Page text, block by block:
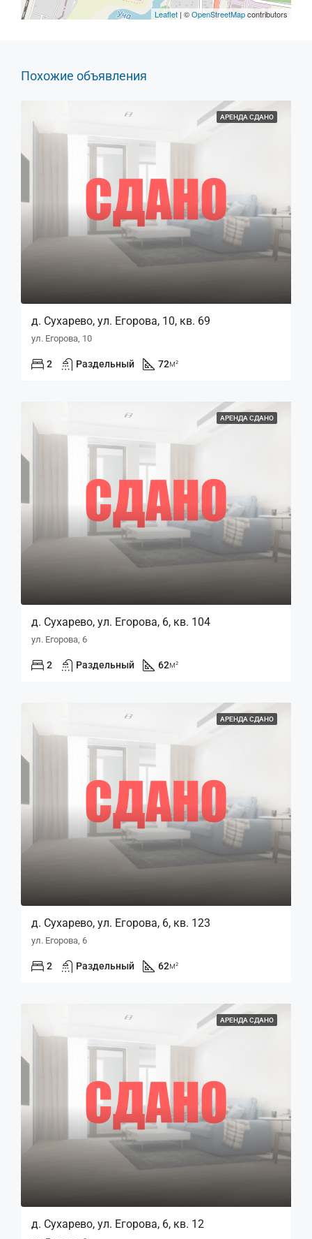
Leaflet | ©OpenStreetMapcontributors
Похожие объявления
АРЕНДА СДАНО
д. Сухарево, ул. Егорова, 10, кв. 69
ул. Егорова, 10
2 Раздельный 72м²
АРЕНДА СДАНО
д. Сухарево, ул. Егорова, 6, кв. 104
ул. Егорова, 6
2 Раздельный 62м²
АРЕНДА СДАНО
д. Сухарево, ул. Егорова, 6, кв. 123
ул. Егорова, 6
2 Раздельный 62м²
АРЕНДА СДАНО
д. Сухарево, ул. Егорова, 6, кв. 12